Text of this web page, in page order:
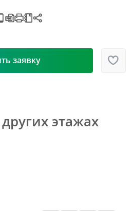
заявку
этажах